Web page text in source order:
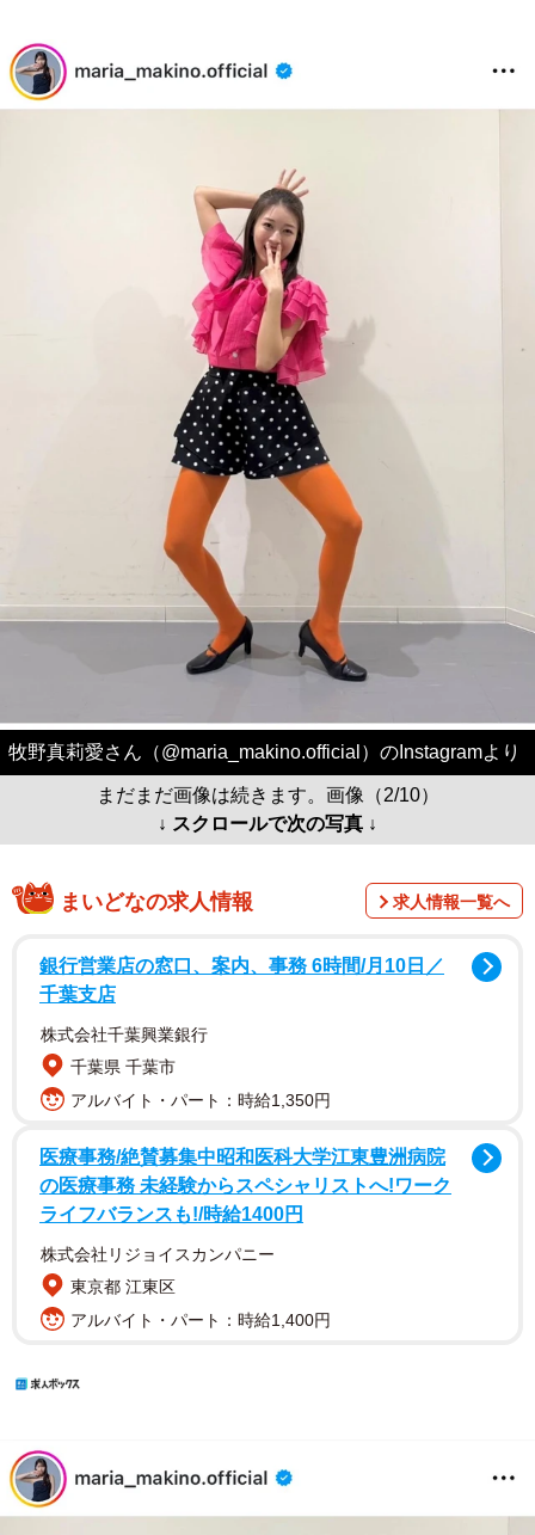
牧野真莉愛さん（@maria_makino.official）のInstagramより
まだまだ画像は続きます。画像（2/10）
↓ スクロールで次の写真 ↓
まいどなの求人情報 求人情報一覧へ
銀行営業店の窓口、案内、事務 6時間/月10日／
千葉支店
株式会社千葉興業銀行
千葉県 千葉市
アルバイト・パート：時給1,350円
医療事務/絶賛募集中昭和医科大学江東豊洲病院
の医療事務 未経験からスペシャリストへ!ワーク
ライフバランスも!/時給1400円
株式会社リジョイスカンパニー
東京都 江東区
アルバイト・パート：時給1,400円